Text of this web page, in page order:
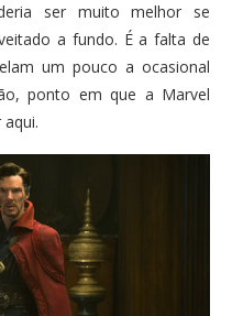
ser muito melhor se
a fundo. É a falta de
um pouco a ocasional
ponto em que a Marvel